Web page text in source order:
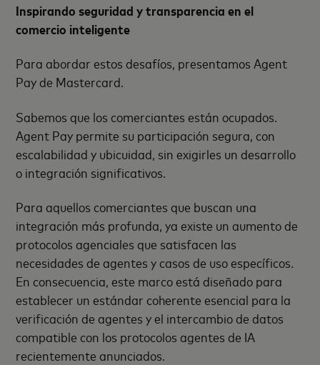
Inspirando seguridad y transparencia en el
comercio inteligente
Para abordar estos desafíos, presentamosAgent
Pay de Mastercard.
Sabemos que los comerciantes están ocupados.
Agent Pay permite su participación segura, con
escalabilidad y ubicuidad, sin exigirles un desarrollo
o integración significativos.
Para aquellos comerciantes que buscan una
integración más profunda, ya existe un aumento de
protocolos agenciales que satisfacen las
necesidades de agentes y casos de uso específicos.
En consecuencia, este marco está diseñado para
establecer un estándar coherente esencial para la
verificación de agentes y el intercambio de datos
compatible con los protocolosagentes de IA
recientemente anunciados.